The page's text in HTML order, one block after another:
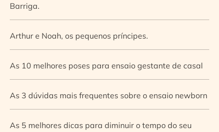
Barriga.
Arthur e Noah, os pequenos príncipes.
As 10 melhores poses para ensaio gestante de casal
As 3 dúvidas mais frequentes sobre o ensaio newborn
As 5 melhores dicas para diminuir o tempo do seu